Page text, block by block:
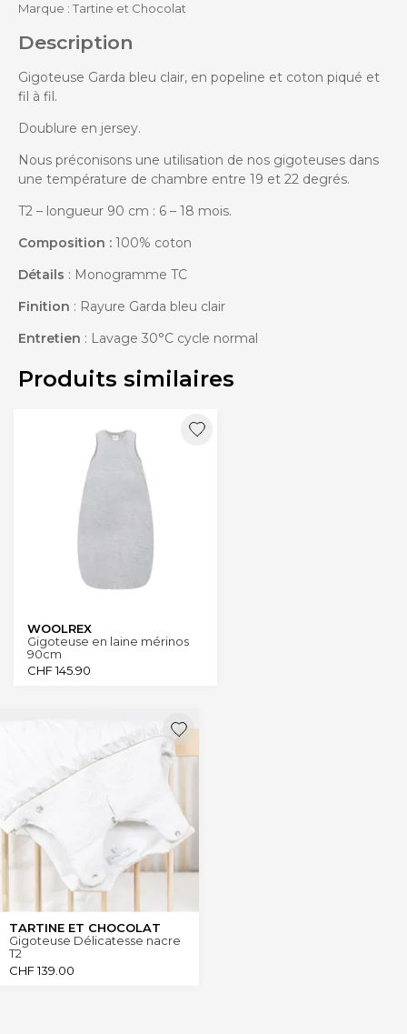
Marque : Tartine et Chocolat
Description
Gigoteuse Garda bleu clair, en popeline et coton piqué et
fil à fil.
Doublure en jersey.
Nous préconisons une utilisation de nos gigoteuses dans
une température de chambre entre 19 et 22 degrés.
T2 – longueur 90 cm : 6 – 18 mois.
Composition : 100% coton
Détails : Monogramme TC
Finition : Rayure Garda bleu clair
Entretien : Lavage 30°C cycle normal
Produits similaires
WOOLREX
Gigoteuse en laine mérinos
90cm
CHF145.90
TARTINE ET CHOCOLAT
Gigoteuse Délicatesse nacre
T2
CHF139.00